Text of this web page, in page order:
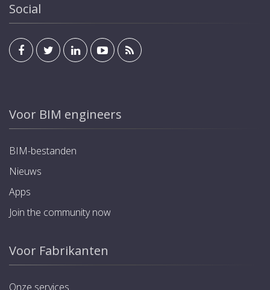
Social
Voor BIM engineers
BIM-bestanden
Nieuws
Apps
Join the community now
Voor Fabrikanten
Onze services